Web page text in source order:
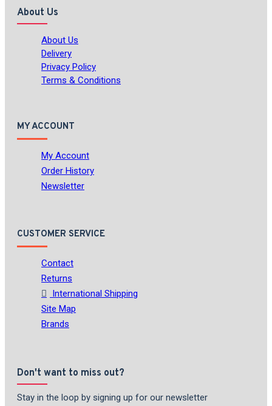
About Us
About Us
Delivery
Privacy Policy
Terms & Conditions
MY ACCOUNT
My Account
Order History
Newsletter
CUSTOMER SERVICE
Contact
Returns
International Shipping
Site Map
Brands
Don't want to miss out?
Stay in the loop by signing up for our newsletter